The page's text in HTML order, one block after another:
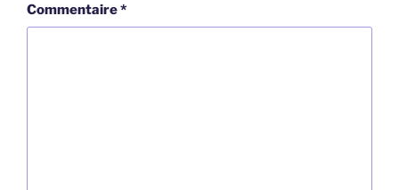
Commentaire*